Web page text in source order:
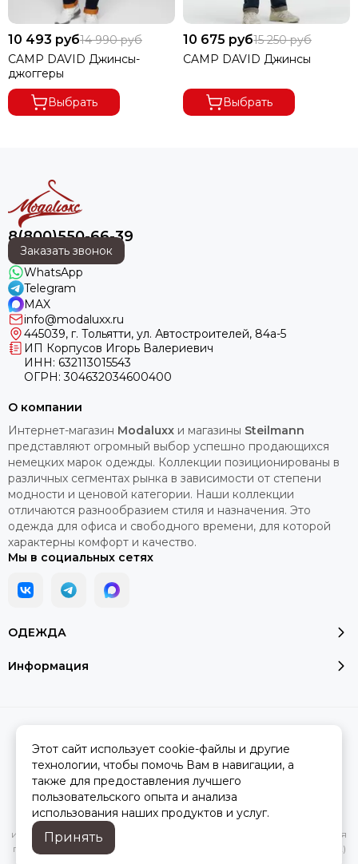
10 493 руб14 990 руб
CAMP DAVID Джинсы-
джоггеры
Выбрать
10 675 руб15 250 руб
CAMP DAVID Джинсы
Выбрать
8(800)550-66-39
Заказать звонок
WhatsApp
Telegram
MAX
info@modaluxx.ru
445039, г. Тольятти, ул. Автостроителей, 84а-5
ИП Корпусов Игорь Валериевич
ИНН: 632113015543
ОГРН: 304632034600400
ОДЕЖДА
Информация
О компании
Интернет-магазин Modaluxx и магазины Steilmann
представляют огромный выбор успешно продающихся
немецких марок одежды. Коллекции позиционированы в
различных сегментах рынка в зависимости от степени
модности и ценовой категории. Наши коллекции
отличаются разнообразием стиля и назначения. Это
одежда для офиса и свободного времени, для которой
характерны комфорт и качество.
Мы в социальных сетях
Сделано вMOSK.STUDIOдля платформы InSales
характеристик, стоимости товаров и услуг, носит
информационный характер и ни при каких условиях не является
публичной офертой, определяемой положениями Статьи 437(2)
Этот сайт использует cookie-файлы и другие
технологии, чтобы помочь Вам в навигации, а
также для предоставления лучшего
пользовательского опыта и анализа
использования наших продуктов и услуг.
Принять